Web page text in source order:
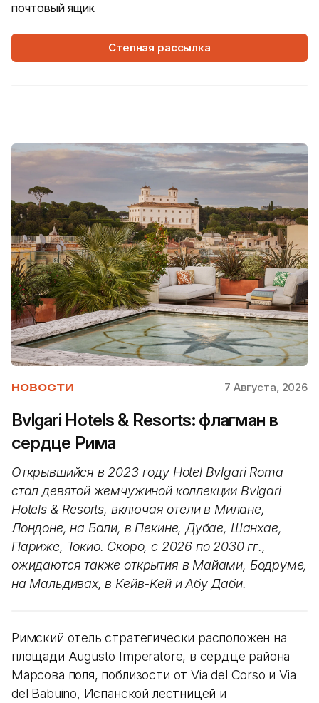
почтовый ящик
Степная рассылка
НОВОСТИ 7 Августа, 2026
Bvlgari Hotels & Resorts: флагман в
сердце Рима
Открывшийся в 2023 году Hotel Bvlgari Roma
стал девятой жемчужиной коллекции Bvlgari
Hotels & Resorts, включая отели в Милане,
Лондоне, на Бали, в Пекине, Дубае, Шанхае,
Париже, Токио. Скоро, с 2026 по 2030 гг.,
ожидаются также открытия в Майами, Бодруме,
на Мальдивах, в Кейв-Кей и Абу Даби.
Римский отель стратегически расположен на
площади Augusto Imperatore, в сердце района
Марсова поля, поблизости от Via del Corso и Via
del Babuino, Испанской лестницей и